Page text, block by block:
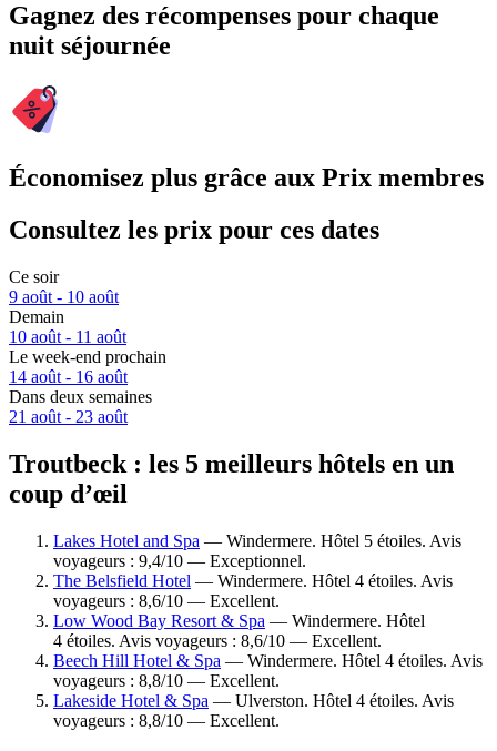
Gagnez des récompenses pour chaque
nuit séjournée
Économisez plus grâce aux Prix membres
Consultez les prix pour ces dates
Ce soir
9 août - 10 août
Demain
10 août - 11 août
Le week-end prochain
14 août - 16 août
Dans deux semaines
21 août - 23 août
Troutbeck : les 5 meilleurs hôtels en un
coup d’œil
Lakes Hotel and Spa — Windermere. Hôtel 5 étoiles. Avis
voyageurs : 9,4/10 — Exceptionnel.
The Belsfield Hotel — Windermere. Hôtel 4 étoiles. Avis
voyageurs : 8,6/10 — Excellent.
Low Wood Bay Resort & Spa — Windermere. Hôtel
4 étoiles. Avis voyageurs : 8,6/10 — Excellent.
Beech Hill Hotel & Spa — Windermere. Hôtel 4 étoiles. Avis
voyageurs : 8,8/10 — Excellent.
Lakeside Hotel & Spa — Ulverston. Hôtel 4 étoiles. Avis
voyageurs : 8,8/10 — Excellent.